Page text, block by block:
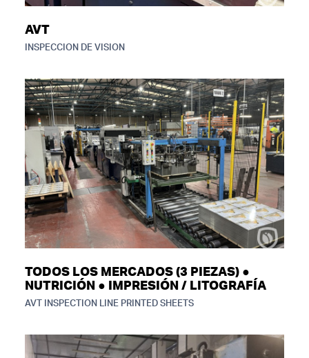
AVT
INSPECCION DE VISION
TODOS LOS MERCADOS (3 PIEZAS) ●
NUTRICIÓN ● IMPRESIÓN / LITOGRAFÍA
AVT INSPECTION LINE PRINTED SHEETS